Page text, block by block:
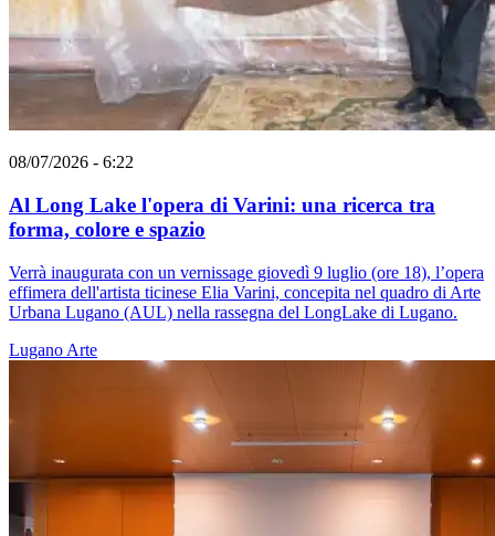
08/07/2026 - 6:22
Al Long Lake l'opera di Varini: una ricerca tra
forma, colore e spazio
Verrà inaugurata con un vernissage giovedì 9 luglio (ore 18), l’opera
effimera dell'artista ticinese Elia Varini, concepita nel quadro di Arte
Urbana Lugano (AUL) nella rassegna del LongLake di Lugano.
Lugano Arte